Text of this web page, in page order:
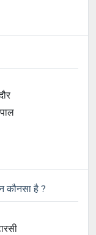
कौनसा है ?